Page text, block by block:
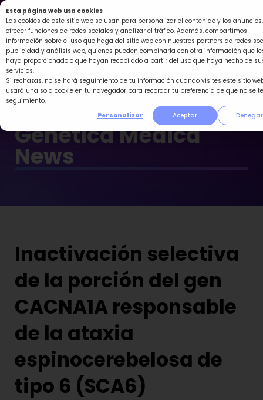
Esta página web usa cookies
Las cookies de este sitio web se usan para personalizar el contenido y los anuncios,
ofrecer funciones de redes sociales y analizar el tráfico. Además, compartimos
información sobre el uso que haga del sitio web con nuestros partners de redes
publicidad y análisis web, quienes pueden combinarla con otra información que
haya proporcionado o que hayan recopilado a partir del uso que haya hecho de
servicios.
Si rechazas, no se hará seguimiento de tu información cuando visites este sitio
usará una sola cookie en tu navegador para recordar tu preferencia de que no se
seguimiento.
Personalizar
Aceptar Denegar
Ir
al
contenido
Genética Médica
News
Inactivación selectiva
de la porción del gen
CACNA1A responsable
de la ataxia
espinocerebelosa de
tipo 6 (SCA6)